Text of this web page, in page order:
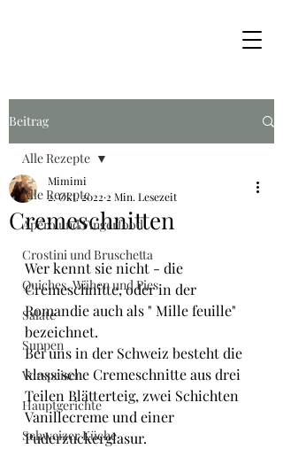
Beitrag
Alle Rezepte
Apéro und Fingerfood
Crostini und Bruschetta
Quiches, Wähen und Pies
Salate
Suppen
Vorspeisen
Hauptgerichte
Schweizer Küche
Alle Rezepte
Cremeschnitten
Mimimi
2. Okt. 2022 2 Min. Lesezeit
Wer kennt sie nicht - die
Cremeschnitte, oder in der
Romandie auch als " Mille feuille"
bezeichnet.
Bei uns in der Schweiz besteht die
klassische Cremeschnitte aus drei
Teilen Blätterteig, zwei Schichten
Vanillecreme und einer
Puderzuckerglasur.